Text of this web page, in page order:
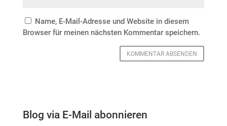
Name, E-Mail-Adresse und Website in diesem
Browser für meinen nächsten Kommentar speichern.
Blog via E-Mail abonnieren